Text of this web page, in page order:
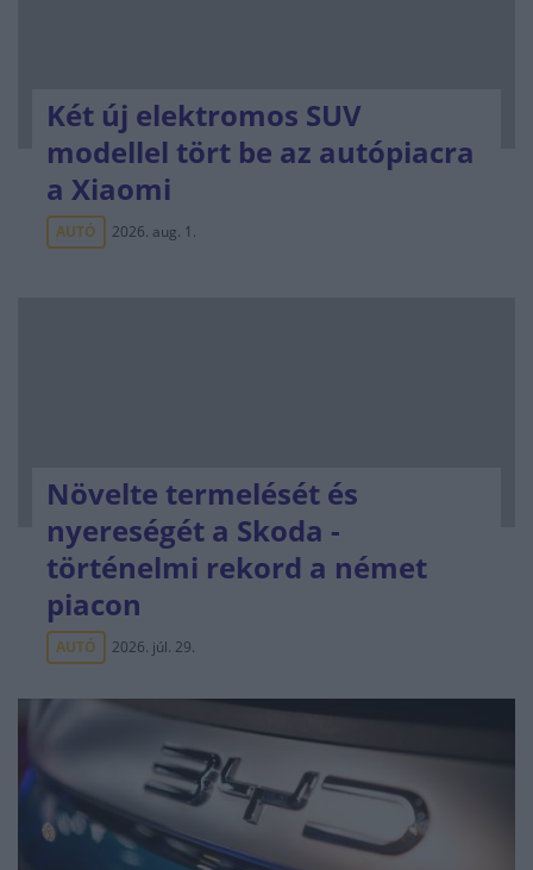
Két új elektromos SUV
modellel tört be az autópiacra
a Xiaomi
AUTÓ 2026. aug. 1.
Növelte termelését és
nyereségét a Skoda -
történelmi rekord a német
piacon
AUTÓ 2026. júl. 29.